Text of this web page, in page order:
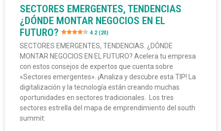
SECTORES EMERGENTES, TENDENCIAS
¿DÓNDE MONTAR NEGOCIOS EN EL
FUTURO?
4.2 (20)
SECTORES EMERGENTES, TENDENCIAS. ¿DÓNDE
MONTAR NEGOCIOS EN EL FUTURO? Acelera tu empresa
con estos consejos de expertos que cuenta sobre
«Sectores emergentes». ¡Analiza y descubre esta TIP! La
digitalización y la tecnología están creando muchas
oportunidades en sectores tradicionales. Los tres
sectores estrella del mapa de emprendimiento del south
summit: